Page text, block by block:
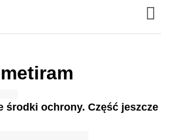
środki ochrony. Część jeszcze